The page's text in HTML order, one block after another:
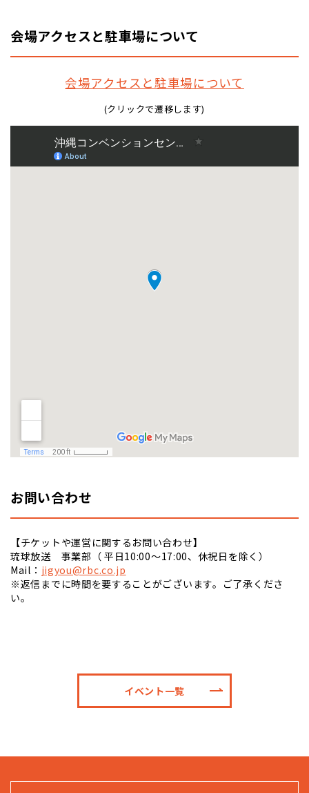
会場アクセスと駐車場について
会場アクセスと駐車場について
(クリックで遷移します)
お問い合わせ
【チケットや運営に関するお問い合わせ】
琉球放送 事業部（ 平日10:00～17:00、休祝日を除く）
Mail： jigyou@rbc.co.jp
※返信までに時間を要することがございます。ご了承くださ
い。
イベント一覧